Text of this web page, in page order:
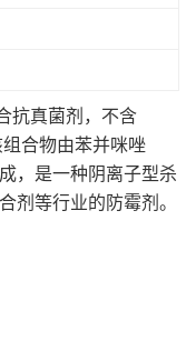
抗真菌剂，不含
合物由苯并咪唑
，是一种阴离子型杀
剂等行业的防霉剂。